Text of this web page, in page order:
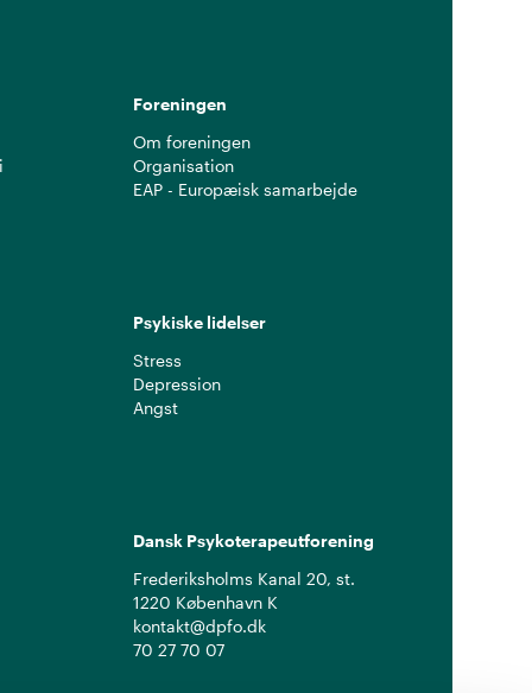
Foreningen
Om foreningen
Organisation
EAP - Europæisk samarbejde
Psykiske lidelser
Stress
Depression
Angst
Dansk Psykoterapeutforening
Frederiksholms Kanal 20, st.
1220 København K
kontakt@dpfo.dk
70 27 70 07